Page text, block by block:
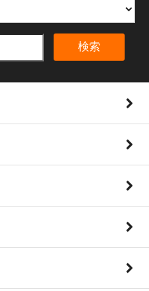
検索